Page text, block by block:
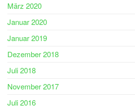
März 2020
Januar 2020
Januar 2019
Dezember 2018
Juli 2018
November 2017
Juli 2016